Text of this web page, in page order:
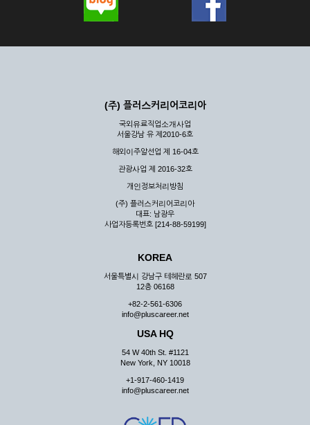
(주) 플러스커리어코리아
국외유료직업소개사업
서울강남 유 제2010-6호
해외이주알선업 제 16-04호
관광사업 제 2016-32호
개인정보처리방침
(주) 플러스커리어코리아
대표: 남광우
사업자등록번호 [214-88-59199]
KOREA
서울특별시 강남구 테헤란로 507
12층 06168
+82-2-561-6306
info@pluscareer.net
USA HQ
54 W 40th St. #1121
New York, NY 10018
+1-917-460-1419
info@pluscareer.net